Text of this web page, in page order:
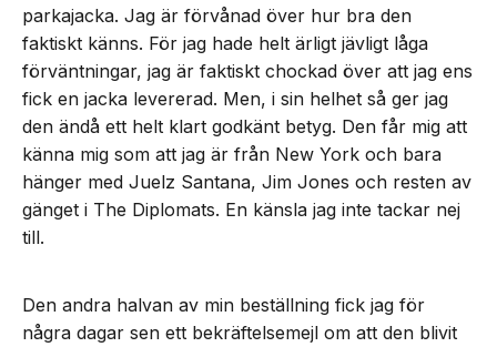
parkajacka. Jag är förvånad över hur bra den
faktiskt känns. För jag hade helt ärligt jävligt låga
förväntningar, jag är faktiskt chockad över att jag ens
fick en jacka levererad. Men, i sin helhet så ger jag
den ändå ett helt klart godkänt betyg. Den får mig att
känna mig som att jag är från New York och bara
hänger med Juelz Santana, Jim Jones och resten av
gänget i The Diplomats. En känsla jag inte tackar nej
till.
Den andra halvan av min beställning fick jag för
några dagar sen ett bekräftelsemejl om att den blivit